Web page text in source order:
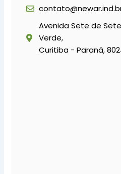
Avenida Sete de
Verde,
Curitiba - Paraná,